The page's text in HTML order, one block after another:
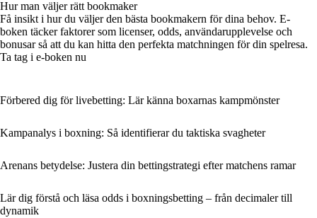
Hur man väljer rätt bookmaker
Få insikt i hur du väljer den bästa bookmakern för dina behov. E-
boken täcker faktorer som licenser, odds, användarupplevelse och
bonusar så att du kan hitta den perfekta matchningen för din spelresa.
Ta tag i e-boken nu
Förbered dig för livebetting: Lär känna boxarnas kampmönster
Kampanalys i boxning: Så identifierar du taktiska svagheter
Arenans betydelse: Justera din bettingstrategi efter matchens ramar
Lär dig förstå och läsa odds i boxningsbetting – från decimaler till
dynamik